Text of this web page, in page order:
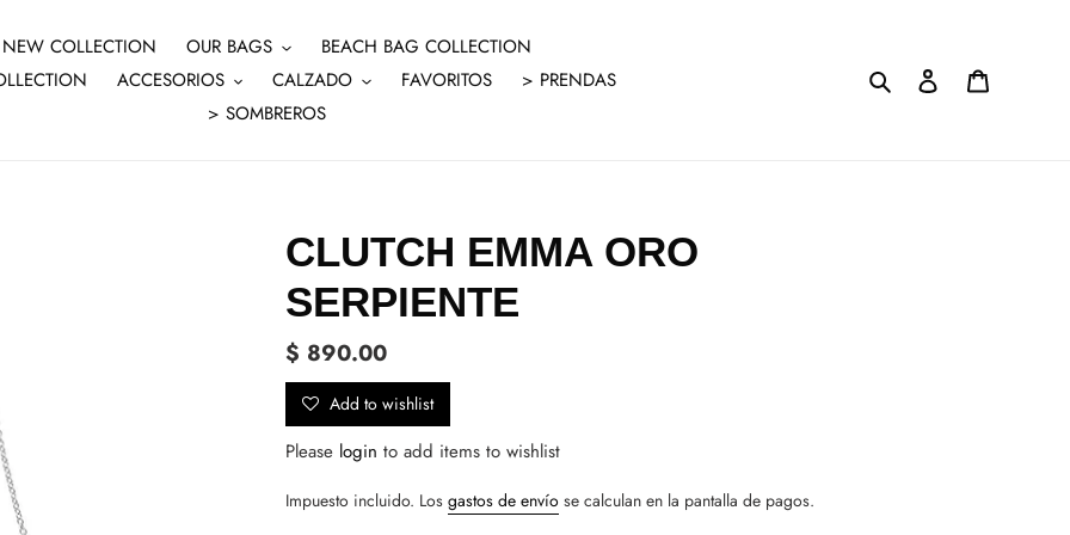
NEW COLLECTION OUR BAGS
BEACH BAG COLLECTION
ACCESORIOS CALZADO FAVORITOS
> PRENDAS
> SOMBREROS
Buscar Ingresar
CLUTCH EMMA ORO
SERPIENTE
Precio
habitual
$ 890.00
Add to wishlist
Please login to add items to wishlist
Impuesto incluido. Los gastos de envío se calculan en la pantalla de pagos.